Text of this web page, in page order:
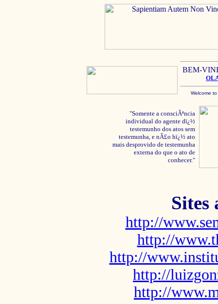
BEM-
Welcome
"Somente a consciÃªncia
individual do agente dï¿½
testemunho dos atos sem
testemunha, e nÃ£o hï¿½ ato
mais desprovido de testemunha
externa do que o ato de
conhecer."
Sites
http://
http://
http://
http://
http://